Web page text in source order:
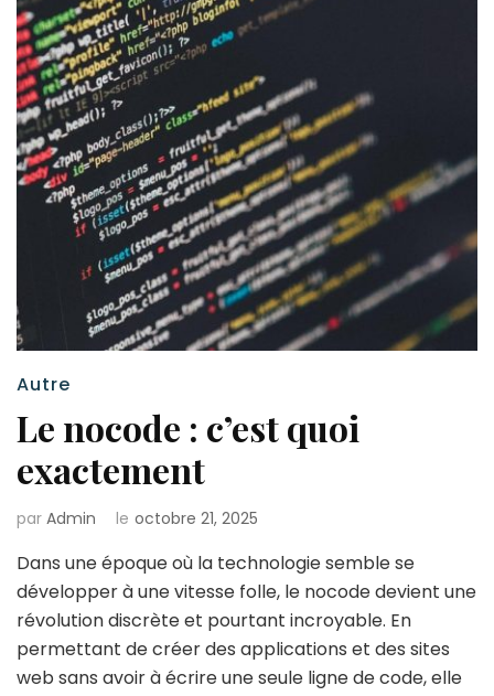
Autre
Le nocode : c’est quoi
exactement
par Admin le octobre 21, 2025
Dans une époque où la technologie semble se
développer à une vitesse folle, le nocode devient une
révolution discrète et pourtant incroyable. En
permettant de créer des applications et des sites
web sans avoir à écrire une seule ligne de code, elle